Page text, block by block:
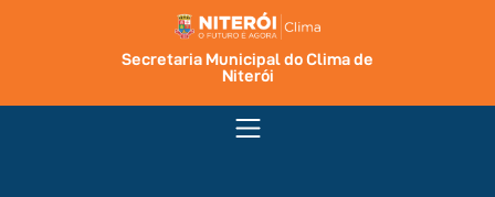
Secretaria Municipal do Clima de
Niterói